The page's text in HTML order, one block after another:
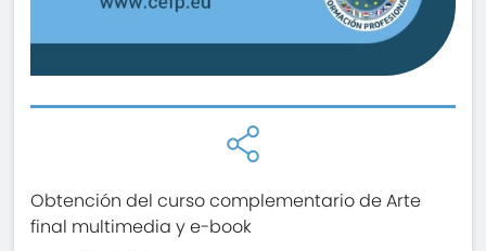
Obtención del curso complementario de Arte
final multimedia y e-book